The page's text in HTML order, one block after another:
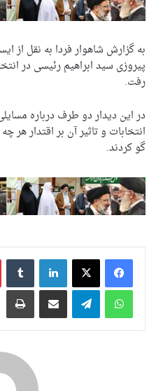
به گزارش شاهوار فردا به نقل از
پیروزی سید ابراهیم رئیسی در
رفت.
در این دیدار دو طرف درباره
انتخابات و تاثیر آن بر اقتدار
گو کردند.
لینکدین
واتس آپ
تلگرام اشتراک گذاری از طریق ایمیل